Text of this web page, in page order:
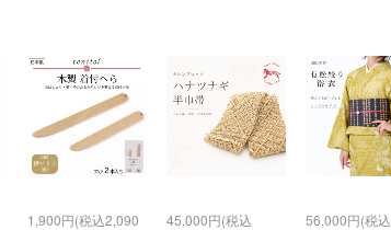
1,900円(税込2,090
45,000円(税込
56,000円(税込